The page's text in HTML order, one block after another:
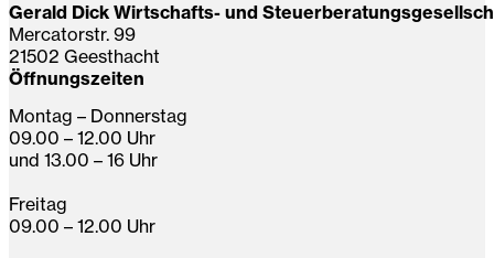
Gerald Dick Wirtschafts- und
Mercatorstr. 99
21502 Geesthacht
Öffnungszeiten
Montag – Donnerstag
09.00 – 12.00 Uhr
und 13.00 – 16 Uhr
Freitag
09.00 – 12.00 Uhr